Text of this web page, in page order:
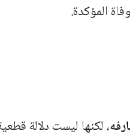
المؤكدة.
، لكنها ليست دلالة